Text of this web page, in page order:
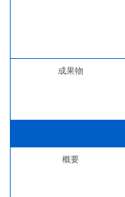
成果物
概要